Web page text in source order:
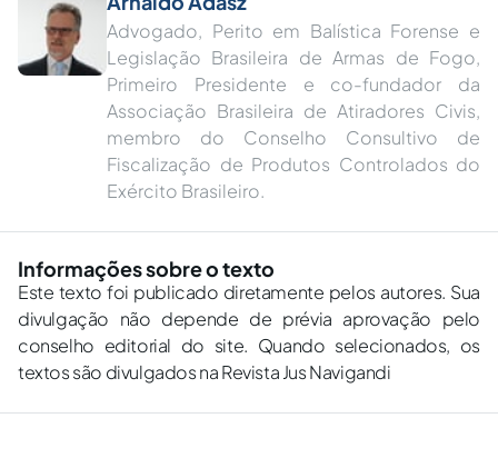
Advogado, Perito em Balística Forense e
Legislação Brasileira de Armas de Fogo,
Primeiro Presidente e co-fundador da
Associação Brasileira de Atiradores Civis,
membro do Conselho Consultivo de
Fiscalização de Produtos Controlados do
Exército Brasileiro.
Informações sobre o texto
Este texto foi publicado diretamente pelos autores. Sua
divulgação não depende de prévia aprovação pelo
conselho editorial do site. Quando selecionados, os
textos são divulgados na Revista Jus Navigandi